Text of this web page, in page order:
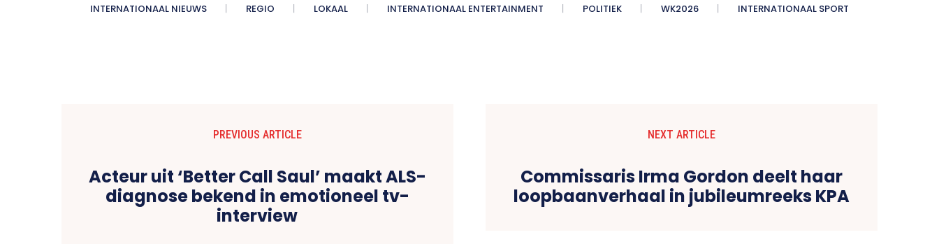
INTERNATIONAAL NIEUWS REGIO LOKAAL INTERNATIONAAL ENTERTAINMENT POLITIEK WK2026 INTERNATIONAAL SPORT
PREVIOUS ARTICLE
Acteur uit ‘Better Call Saul’ maakt ALS-
diagnose bekend in emotioneel tv-
interview
NEXT ARTICLE
Commissaris Irma Gordon deelt haar
loopbaanverhaal in jubileumreeks KPA